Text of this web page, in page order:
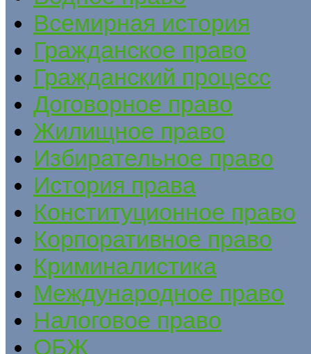
Всемирная история
Гражданское право
Гражданский процесс
Договорное право
Жилищное право
Избирательное право
История права
Конституционное право
Корпоративное право
Криминалистика
Международное право
Налоговое право
ОБЖ